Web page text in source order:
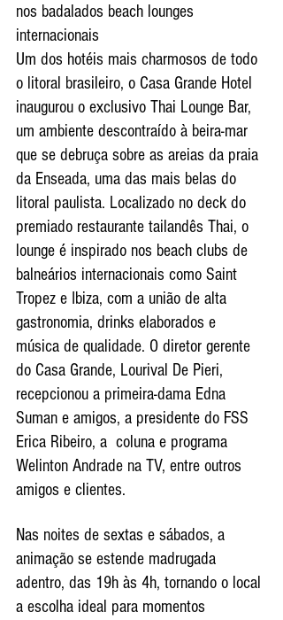
nos badalados beach lounges
internacionais
Um dos hotéis mais charmosos de todo
o litoral brasileiro, o Casa Grande Hotel
inaugurou o exclusivo Thai Lounge Bar,
um ambiente descontraído à beira-mar
que se debruça sobre as areias da praia
da Enseada, uma das mais belas do
litoral paulista. Localizado no deck do
premiado restaurante tailandês Thai, o
lounge é inspirado nos beach clubs de
balneários internacionais como Saint
Tropez e Ibiza, com a união de alta
gastronomia, drinks elaborados e
música de qualidade. O diretor gerente
do Casa Grande, Lourival De Pieri,
recepcionou a primeira-dama Edna
Suman e amigos, a presidente do FSS
Erica Ribeiro, a  coluna e programa
Welinton Andrade na TV, entre outros
amigos e clientes.
Nas noites de sextas e sábados, a
animação se estende madrugada
adentro, das 19h às 4h, tornando o local
a escolha ideal para momentos